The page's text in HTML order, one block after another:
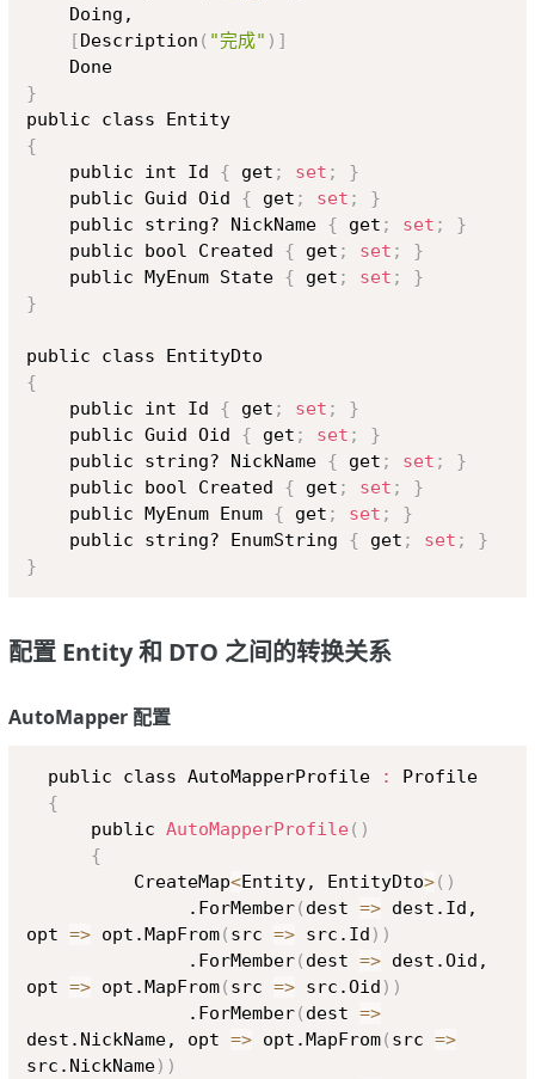
[Description ( "完成" ) ]
}
{
    public int Id
{ get ; set ;
}
    public Guid Oid
{ get ; set ;
}
    public string? NickName
{ get ; set ;
}
    public bool Created
{ get ; set ;
}
    public MyEnum State
{ get ; set ;
}
}
{
    public int Id
{ get ; set ;
}
    public Guid Oid
{ get ; set ;
}
    public string? NickName
{ get ; set ;
}
    public bool Created
{ get ; set ;
}
    public MyEnum Enum
{ get ; set ;
}
    public string? EnumString
{ get ; set ;
}
}
配置 Entity 和 DTO 之间的转换关系
AutoMapper 配置
  public class AutoMapperProfile
:
Profile
{
      public
AutoMapperProfile( )
{
          CreateMap
<Entity, EntityDto>( )
               .ForMember
( dest => dest.Id,
opt => opt.MapFrom( src => src.Id ))
               .ForMember
( dest => dest.Oid,
opt => opt.MapFrom( src => src.Oid ))
               .ForMember
( dest =>
dest.NickName, opt => opt.MapFrom( src =>
src.NickName))